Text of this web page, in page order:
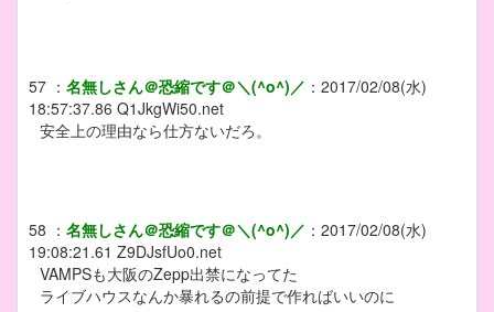
57 ： 名無しさん＠恐縮です＠＼(^o^)／ ： 2017/02/08(水)
18:57:37.86 Q1JkgWi50.net
安全上の理由なら仕方ないだろ。
58 ： 名無しさん＠恐縮です＠＼(^o^)／ ： 2017/02/08(水)
19:08:21.61 Z9DJsfUo0.net
VAMPSも大阪のZepp出禁になってた
ライブハウスなんか暴れるの前提で作ればいいのに